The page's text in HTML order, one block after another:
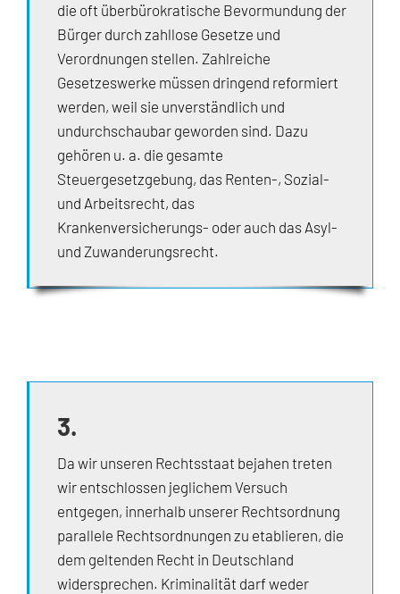
die oft überbürokratische Bevormundung der
Bürger durch zahllose Gesetze und
Verordnungen stellen. Zahlreiche
Gesetzeswerke müssen dringend reformiert
werden, weil sie unverständlich und
undurchschaubar geworden sind. Dazu
gehören u. a. die gesamte
Steuergesetzgebung, das Renten-, Sozial-
und Arbeitsrecht, das
Krankenversicherungs- oder auch das Asyl-
und Zuwanderungsrecht.
3.
Da wir unseren Rechtsstaat bejahen treten
wir entschlossen jeglichem Versuch
entgegen, innerhalb unserer Rechtsordnung
parallele Rechtsordnungen zu etablieren, die
dem geltenden Recht in Deutschland
widersprechen. Kriminalität darf weder